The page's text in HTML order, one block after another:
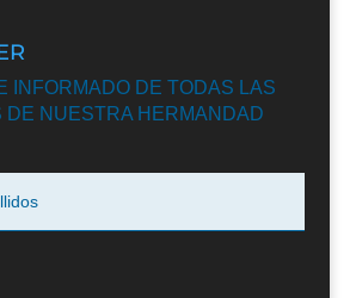
INFORMADO DE TODAS LAS
DE NUESTRA HERMANDAD